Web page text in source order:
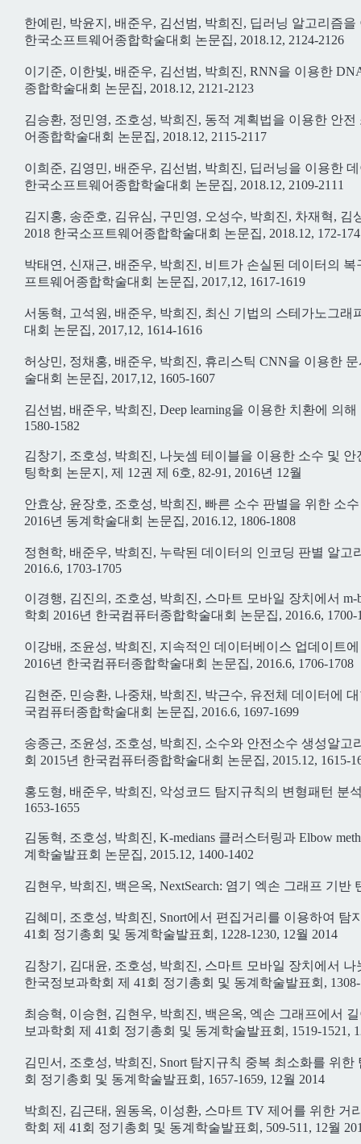
한예린, 박윤지, 배준우, 김선범, 박희진, 딥러닝 알고리즘
한국소프트웨어종합학술대회 논문집, 2018.12, 2124-2126
이기준, 이한빛, 배준우, 김선범, 박희진, RNN을 이용한
종합학술대회 논문집, 2018.12, 2121-2123
김승환, 정민영, 조호성, 박희진, 동적 계획법을 이용한 안
어종합학술대회 논문집, 2018.12, 2115-2117
이희준, 김영민, 배준우, 김선범, 박희진, 딥러닝을 이용한
한국소프트웨어종합학술대회 논문집, 2018.12, 2109-2111
김지홍, 송준호, 김유심, 구민영, 오성수, 박희진, 차재혁,
2018 한국소프트웨어종합학술대회 논문집, 2018.12, 172-174
박태연, 신재근, 배준우, 박희진, 비트가 손실된 데이터의
프트웨어종합학술대회 논문집, 2017,12, 1617-1619
서동혁, 고석원, 배준우, 박희진, 최신 기법의 스테가노그
대회 논문집, 2017,12, 1614-1616
허상민, 정채홍, 배준우, 박희진, 휴리스틱 CNN을 이용한
술대회 논문집, 2017,12, 1605-1607
김선범, 배준우, 박희진, Deep learning을 이용한 치환에 의
1580-1582
김창기, 조호성, 박희진, 나눗셈 테이블을 이용한 소수 및
팅학회 논문지, 제 12권 제 6호, 82-91, 2016년 12월
안효상, 윤장호, 조호성, 박희진, 빠른 소수 판별을 위한 소
2016년 동계학술대회 논문집, 2016.12, 1806-1808
정현학, 배준우, 박희진, 누락된 데이터의 인코딩 판별 알
2016.6, 1703-1705
이경행, 김진의, 조호성, 박희진, 스마트 모바일 장치에서
학회 2016년 한국컴퓨터종합학술대회 논문집, 2016.6, 1700-
이강배, 조윤성, 박희진, 지속적인 데이터베이스 업데이트
2016년 한국컴퓨터종합학술대회 논문집, 2016.6, 1706-1708
김현준, 민승환, 나중채, 박희진, 박근수, 유전체 데이터에
국컴퓨터종합학술대회 논문집, 2016.6, 1697-1699
송종근, 조윤성, 조호성, 박희진, 소수와 안전소수 생성알
회 2015년 한국컴퓨터종합학술대회 논문집, 2015.12, 1615-
홍도형, 배준우, 박희진, 악성코드 탐지규칙의 변형패턴 분
1653-1655
김동혁, 조호성, 박희진, K-medians 클러스터링과 Elbow
계학술발표회 논문집, 2015.12, 1400-1402
김현우, 박희진, 백은옥, NextSearch: 염기 엑손 그래프 기반
김혜미, 조호성, 박희진, Snort에서 편집거리를 이용하여
41회 정기총회 및 동계학술발표회, 1228-1230, 12월 2014
김창기, 김대윤, 조호성, 박희진, 스마트 모바일 장치에서
한국정보과학회 제 41회 정기총회 및 동계학술발표회, 1308-
최승혁, 이승현, 김현우, 박희진, 백은옥, 엑손 그래프에서
보과학회 제 41회 정기총회 및 동계학술발표회, 1519-1521,
김민서, 조호성, 박희진, Snort 탐지규칙 중복 최소화를 위
회 정기총회 및 동계학술발표회, 1657-1659, 12월 2014
박희진, 김근태, 원동옥, 이성환, 스마트 TV 제어를 위한 거
학회 제 41회 정기총회 및 동계학술발표회, 509-511, 12월